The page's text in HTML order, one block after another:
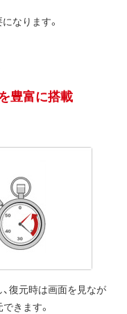
なります。
豊富に搭載
復元時は画面を見なが
きます。